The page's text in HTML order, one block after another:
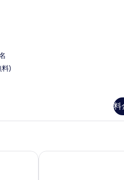
料)
料
パ Aクス ザ ビクトリア ホ